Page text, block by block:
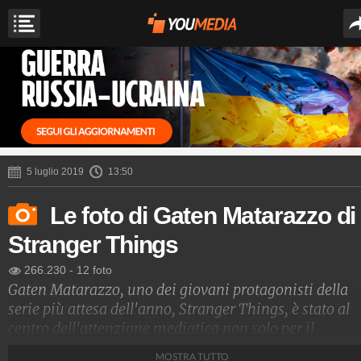
5 luglio 2019 13:50
Le foto di Gaten Matarazzo di
Stranger Things
266.230 - 12 foto
Gaten Matarazzo, uno dei giovani protagonisti della
serie più attesa dell'anno, Stranger Things, è stato al
centro dell'attenzione mediatica non solo per il
MOSTRA TUTTO